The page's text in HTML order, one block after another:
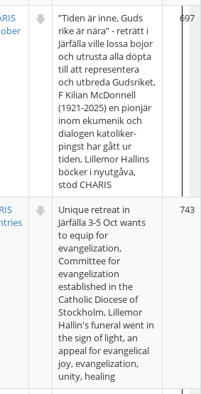
”Tiden är inne, Guds
rike är nära” - reträtt i
Järfälla ville lossa bojor
och utrusta alla döpta
till att representera
och utbreda Gudsriket,
F Kilian McDonnell
(1921-2025) en pionjär
inom ekumenik och
dialogen katoliker-
pingst har gått ur
tiden, Lillemor Hallins
böcker i nyutgåva,
stöd CHARIS
697
Unique retreat in
Järfälla 3-5 Oct wants
to equip for
evangelization,
Committee for
evangelization
established in the
Catholic Diocese of
Stockholm, Lillemor
Hallin's funeral went in
the sign of light, an
appeal for evangelical
joy, evangelization,
unity, healing
743